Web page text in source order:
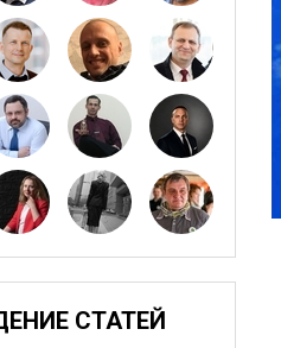
СТАТЕЙ